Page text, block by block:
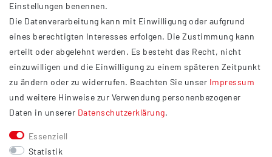
AGB
Impressum
Datenschutzerklärung
Widerrufsrecht
Barrierefreiheit
Service
Kontakt
Versand
Einstellungen benennen.
Die Datenverarbeitung kann mit Einwilligung oder aufgrund
eines berechtigten Interesses erfolgen. Die Zustimmung kann
erteilt oder abgelehnt werden. Es besteht das Recht, nicht
einzuwilligen und die Einwilligung zu einem späteren Zeitpunkt
zu ändern oder zu widerrufen. Beachten Sie unser Impressum
und weitere Hinweise zur Verwendung personenbezogener
Daten in unserer Daten­schutz­erklärung.
Essenziell
Statistik